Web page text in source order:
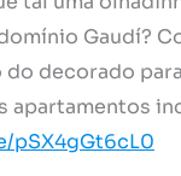
Gaudí?
decorado
apartamentos
pSX4gGt6cL0